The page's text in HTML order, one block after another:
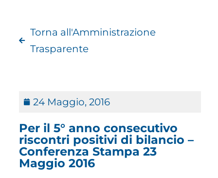
Torna all'Amministrazione
Trasparente
24 Maggio, 2016
Per il 5° anno consecutivo
riscontri positivi di bilancio –
Conferenza Stampa 23
Maggio 2016